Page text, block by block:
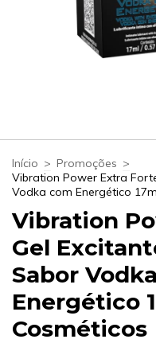
Início > Promoções >
Vibration Power Extra
Vodka com Energético
Vibration
Gel
Sabor
Energético
Cosméticos